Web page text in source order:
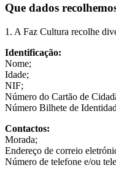
Que dados
1. A Faz Cultura recolhe
Identificação:
Nome;
Idade;
NIF;
Número do Cartão de
Número Bilhete de
Contactos:
Morada;
Endereço de correio
Número de telefone e/ou